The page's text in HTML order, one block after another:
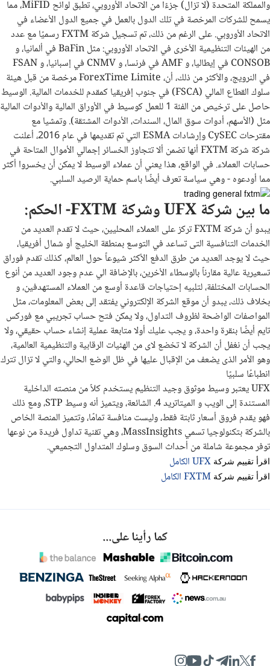
والمملكة المتحدة (لا تزال) جزءًا من الاتحاد الأوروبي، تطبق لوائح MiFID، مما
يسمح للشركات المرخصة في تلك الدول بالعمل في جميع الدول الأعضاء في
الاتحاد الأوروبي. على الرغم من ذلك، تم تسجيل شركة FXTM رسميًا مع عدد
من الهيئات التنظيمية الأخرى في الاتحاد الأوروبي: مثل BaFin في ألمانيا، و
CONSOB في إيطاليا، و AMF في فرنسا، و CNMV في إسبانيا، و FSAN
في النرويج، والأكثر من ذلك، أن، ForexTime Limite مرخصة من قبل هيئة
سلوك القطاع المالي (FSCA) في جنوب إفريقيا كمقدم للخدمات المالية. الوسيط
حاصل على ترخيص من الفئة 1 للعمل كوسيط في الأوراق المالية والأدوات المالية
مثل (الأسهم، أدوات سوق المال، السندات، الأدوات المشتقة). وتمشيا مع
مقترحات CySEC وإرشادات ESMA التي تم تقديمها في عام 2016، أعلنت
شركة شركة FXTM أنها تضمن ألا تتجاوز الخسائر إجمالي الأموال المتاحة في
حسابات العملاء. في الواقع، هذا يعني أن عملاء الوسيط لا يمكن أن يخسروا أكثر
مما أودعوه - وهي سياسة تعرف أيضًا باسم حماية الرصيد السلبي.
ما بين شركة UFX وشركة FXTM- الحكم:
يبدو أن شركة FXTM تركز على العملاء المحليين، حيث لا تقدم العديد من
الخدمات التنافسية التى تساعد في التوسع بمنطقة الخليج أو شمال أفريقيا،
حيث لا يوجد العديد من طرق الدفع الأكثر شيوعاً حول العالم، كذلك تقدم فوراق
تسعيرية عالية مقارناً بالوسطاء الأخرين، بالإضافة الي عدم وجود العديد من أنوع
الحسابات المختلفة، لتلبيه إحتياجات قاعدة أوسع من العملاء المستهدفين، و
بخلاف ذلك، يبدو أن موقع الشركة الإلكتروني يفتقد إلى بعض المعلومات، مثل
المواصفات الواضحة لظروف التداول، ولا يمكن فتح حساب تجريبي مع فوركس
تايم أيضًا بنقرة واحدة، و يجب عليك أولا متابعة عملية إنشاء حساب حقيقي، ولا
يجب أن نغفل أن الشركة لا تخضع لاى من الهئيات الرقابية والتنظيمية العالمية،
وهو الأمر الذى يضعف من الإقبال عليها في ظل الوضع الحالي، والتي لا تزال تترك
انطباعًا سلبيًا
UFX يعتبر وسيط موثوق وجيد التنظيم يستخدم كلاً من منصته الداخلية
المستندة إلى الويب و الميتاتريد 4. الشائعة، ويتميز أنه وسيط STP، ومع ذلك
فهو يقدم فروق أسعار ثابتة فقط، وليست منافسة تمامًا، وتتميز المنصة الخاص
بالشركة بتكنولوجيا تسمي MassInsights، وهي تقنية تداول فريدة من نوعها
توفر مجموعة شاملة من أحداث السوق وسلوك المتداول التجميعي.
اقرأ تقييم شركة UFX الكامل
اقرأ تقييم شركة FXTM الكامل
كما رأينا على...